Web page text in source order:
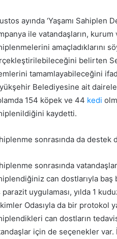
ayında ‘Yaşamı Sahiplen
ile vatandaşların,
amaçladıklarını
belirten
tamamlayabileceğini
Belediyesine ait
154 köpek ve 44 kedi
kaydetti.
sonrasında da destek
sonrasında
can dostlarıyla baş
parazit uygulaması, yılda 1
Odasıyla da bir protokol
can dostların
için de seçenekler